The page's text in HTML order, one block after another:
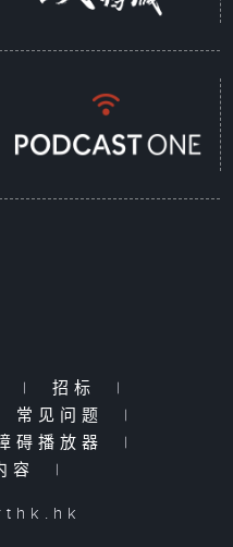
| 招标
|
常见问题
|
碍播放器
|
容
|